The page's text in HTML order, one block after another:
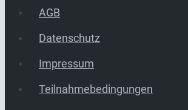
AGB
Datenschutz
Impressum
Teilnahmebedingungen